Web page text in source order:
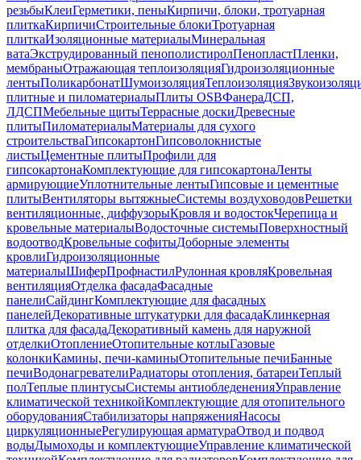
резьбыКлеиГерметики, пеныКирпичи, блоки, тротуарная
плиткаКирпичиСтроительные блокиТротуарная
плиткаИзоляционные материалыМинеральная
ватаЭкструдированный пенополистиролПенопластПленки,
мембраныОтражающая теплоизоляцияГидроизоляционные
лентыПоликарбонатШумоизоляцияТеплоизоляция
плитные и пиломатериалыПлиты OSBФанераДСП,
ЛДСПМебельные щитыТеррасные доскиДревесные
плитыПиломатериалыМатериалы для сухого
строительстваГипсокартонГипсоволокнистые
листыЦементные плитыПрофили для
гипсокартонаКомплектующие для гипсокартонаЛенты
армирующиеУплотнительные лентыГипсовые и цементные
плитыВентиляторы вытяжныеСистемы воздуховодовРешетки
вентиляционные, диффузорыКровля и водостокЧерепица и
кровельные материалыВодосточные системыПоверхностный
водоотводКровельные софитыДоборные элементы
кровлиГидроизоляционные
материалыШиферПрофнастилРулонная кровляКровельная
вентиляцияОтделка фасадаФасадные
панелиСайдингКомплектующие для фасадных
панелейДекоративные штукатурки для фасадаКлинкерная
плитка для фасадаДекоративный камень для наружной
отделкиОтоплениеОтопительные котлыГазовые
колонкиКамины, печи-каминыОтопительные печиБанные
печиВодонагревателиРадиаторы отопления, батареиТеплый
полТеплые плинтусыСистемы антиобледененияУправление
климатической техникойКомплектующие для отопительного
оборудованияСтабилизаторы напряженияНасосы
циркуляционныеРегулирующая арматураОтвод и подвод
водыДымоходы и комплектующиеУправление климатической